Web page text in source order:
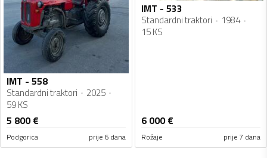
IMT - 558
Standardni traktori
2025
59 KS
5 800€
Podgorica prije 6 dana
IMT - 533
Standardni traktori
1984
15 KS
6 000€
Rožaje prije 7 dana